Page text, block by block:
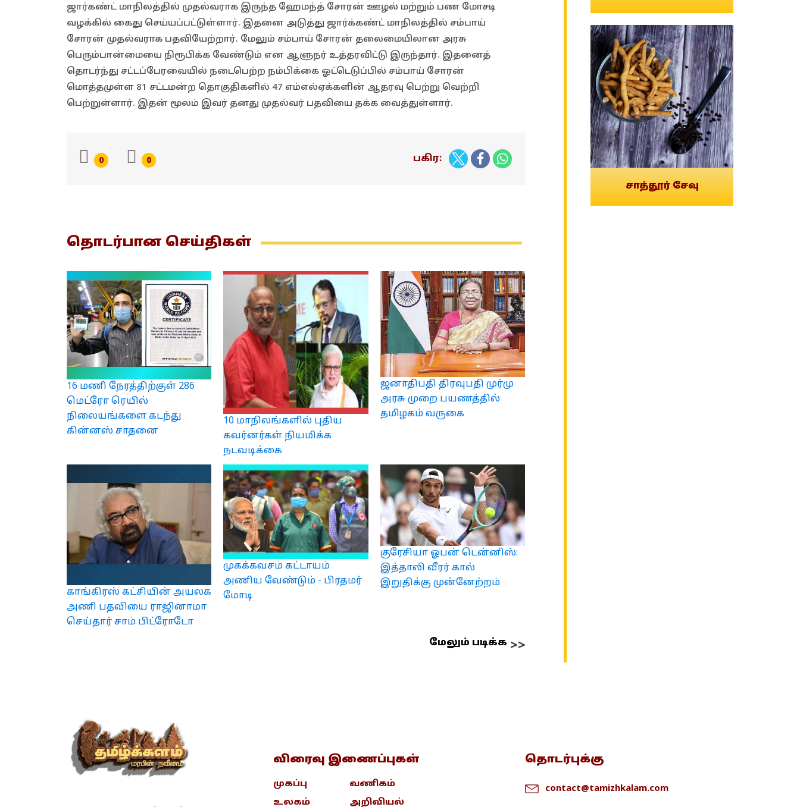
ஜார்கண்ட் மாநிலத்தில் முதல்வராக இருந்த ஹேமந்த் சோரன் ஊழல் மற்றும் பண மோசடி
வழக்கில் கைது செய்யப்பட்டுள்ளார். இதனை அடுத்து ஜார்க்கண்ட் மாநிலத்தில் சம்பாய்
சோரன் முதல்வராக பதவியேற்றார். மேலும் சம்பாய் சோரன் தலைமையிலான அரசு
பெரும்பான்மையை நிரூபிக்க வேண்டும் என ஆளுநர் உத்தரவிட்டு இருந்தார். இதனைத்
தொடர்ந்து சட்டப்பேரவையில் நடைபெற்ற நம்பிக்கை ஓட்டெடுப்பில் சம்பாய் சோரன்
மொத்தமுள்ள 81 சட்டமன்ற தொகுதிகளில் 47 எம்எல்ஏக்களின் ஆதரவு பெற்று வெற்றி
பெற்றுள்ளார். இதன் மூலம் இவர் தனது முதல்வர் பதவியை தக்க வைத்துள்ளார்.
0 0 பகிர:
தொடர்பான செய்திகள்
16 மணி நேரத்திற்குள் 286
மெட்ரோ ரெயில்
நிலையங்களை கடந்து
கின்னஸ் சாதனை
10 மாநிலங்களில் புதிய
கவர்னர்கள் நியமிக்க
நடவடிக்கை
ஜனாதிபதி திரவுபதி முர்மு
அரசு முறை பயணத்தில்
தமிழகம் வருகை
காங்கிரஸ் கட்சியின் அயலக
அணி பதவியை ராஜினாமா
செய்தார் சாம் பிட்ரோடோ
முகக்கவசம் கட்டாயம்
அணிய வேண்டும் - பிரதமர்
மோடி
குரேசியா ஓபன் டென்னிஸ்:
இத்தாலி வீரர் கால்
இறுதிக்கு முன்னேற்றம்
மேலும் படிக்க
சாத்தூர் சேவு
விரைவு இணைப்புகள்
முகப்பு
உலகம்
வணிகம்
அறிவியல்
தொடர்புக்கு
contact@tamizhkalam.com